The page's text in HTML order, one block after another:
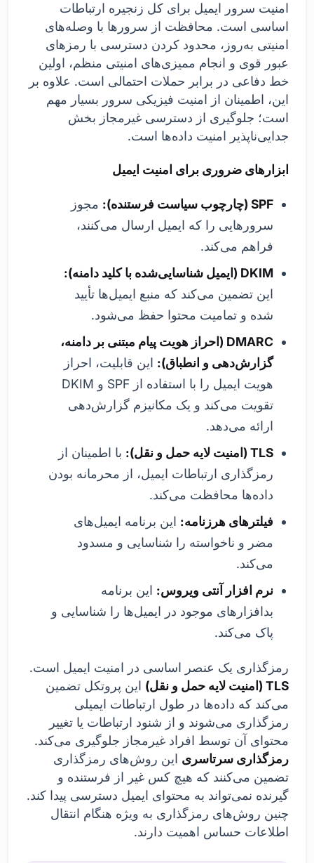
امنیت سرور ایمیل برای کل زنجیره ارتباطات
اساسی است. محافظت از سرورها با وصله‌های
امنیتی به‌روز، محدود کردن دسترسی با رمزهای
عبور قوی و انجام ممیزی‌های امنیتی منظم، اولین
خط دفاعی در برابر حملات احتمالی است. علاوه بر
این، اطمینان از امنیت فیزیکی سرور بسیار مهم
است؛ جلوگیری از دسترسی غیرمجاز بخش
جدایی‌ناپذیر امنیت داده‌ها است.
ابزارهای ضروری برای امنیت ایمیل
SPF (چارچوب سیاست فرستنده):
مجوز
سرورهایی را که ایمیل ارسال می‌کنند،
فراهم می‌کند.
DKIM (ایمیل شناسایی‌شده با کلید دامنه):
این تضمین می‌کند که منبع ایمیل‌ها تأیید
شده و تمامیت محتوا حفظ می‌شود.
DMARC (احراز هویت پیام مبتنی بر دامنه،
گزارش‌دهی و انطباق): این قابلیت، احراز
هویت ایمیل را با استفاده از SPF و DKIM
تقویت می‌کند و یک مکانیزم گزارش‌دهی
ارائه می‌دهد.
TLS (امنیت لایه حمل و نقل):
با اطمینان از
رمزگذاری ارتباطات ایمیل، از محرمانه بودن
داده‌ها محافظت می‌کند.
فیلترهای هرزنامه: این برنامه ایمیل‌های
مضر و ناخواسته را شناسایی و مسدود
می‌کند.
نرم افزار آنتی ویروس: این برنامه
بدافزارهای موجود در ایمیل‌ها را شناسایی و
پاک می‌کند.
رمزگذاری یک عنصر اساسی در امنیت ایمیل است.
TLS (امنیت لایه حمل و نقل)
این پروتکل تضمین
می‌کند که داده‌ها در طول ارتباطات ایمیلی
رمزگذاری می‌شوند و از شنود ارتباطات یا تغییر
محتوای آن توسط افراد غیرمجاز جلوگیری می‌کند.
رمزگذاری سرتاسری این روش‌های رمزگذاری
تضمین می‌کنند که هیچ کس غیر از فرستنده و
گیرنده نمی‌تواند به محتوای ایمیل دسترسی پیدا کند.
چنین روش‌های رمزگذاری به ویژه هنگام انتقال
اطلاعات حساس اهمیت دارند.